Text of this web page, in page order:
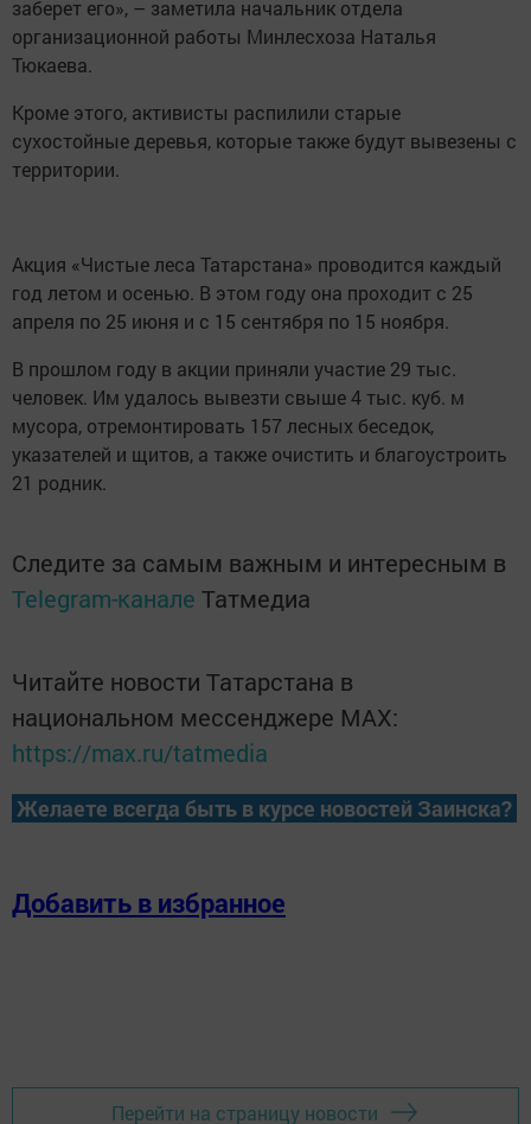
заберет его», – заметила начальник отдела
организационной работы Минлесхоза Наталья
Тюкаева.
Кроме этого, активисты распилили старые
сухостойные деревья, которые также будут вывезены с
территории.
Акция «Чистые леса Татарстана» проводится каждый
год летом и осенью. В этом году она проходит с 25
апреля по 25 июня и с 15 сентября по 15 ноября.
В прошлом году в акции приняли участие 29 тыс.
человек. Им удалось вывезти свыше 4 тыс. куб. м
мусора, отремонтировать 157 лесных беседок,
указателей и щитов, а также очистить и благоустроить
21 родник.
Следите за самым важным и интересным в
Telegram-канале Татмедиа
Читайте новости Татарстана в
национальном мессенджере MАХ:
https://max.ru/tatmedia
Желаете всегда быть в курсе новостей Заинска?
Добавить в избранное
Перейти на страницу новости